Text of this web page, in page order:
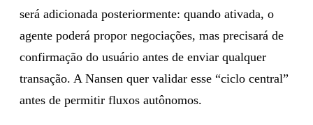
será adicionada posteriormente: quando ativada, o
agente poderá propor negociações, mas precisará de
confirmação do usuário antes de enviar qualquer
transação. A Nansen quer validar esse “ciclo central”
antes de permitir fluxos autônomos.